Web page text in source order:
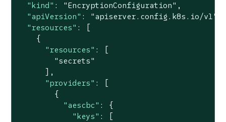
"kind" : "EncryptionConfiguration" ,
"apiVersion" : "apiserver.config.k8s.io/v1"
"resources" : [
    {
"resources" : [
"secrets"
      ],
"providers" : [
        {
"aescbc" : {
"keys" : [